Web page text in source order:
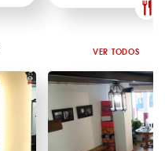
VER TODOS